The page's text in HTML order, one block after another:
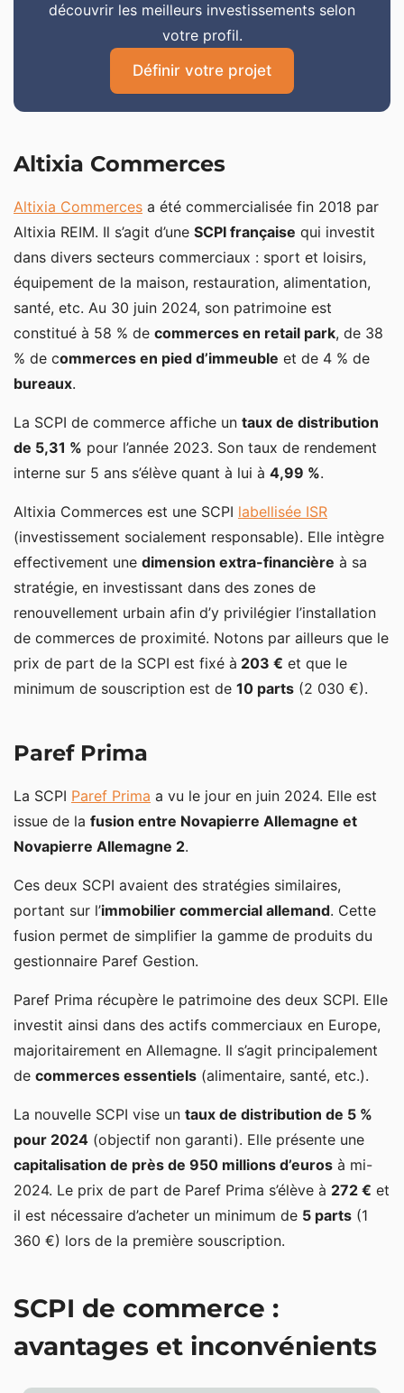
découvrir les meilleurs investissements selon
votre profil.
Définir votre projet
Altixia Commerces
Altixia Commerces a été commercialisée fin 2018 par
Altixia REIM. Il s’agit d’une SCPI française qui investit
dans divers secteurs commerciaux : sport et loisirs,
équipement de la maison, restauration, alimentation,
santé, etc. Au 30 juin 2024, son patrimoine est
constitué à 58 % de commerces en retail park, de 38
% de commerces en pied d’immeuble et de 4 % de
bureaux.
La SCPI de commerce affiche un taux de distribution
de 5,31 % pour l’année 2023. Son taux de rendement
interne sur 5 ans s’élève quant à lui à 4,99 %.
Altixia Commerces est une SCPI labellisée ISR
(investissement socialement responsable). Elle intègre
effectivement une dimension extra-financière à sa
stratégie, en investissant dans des zones de
renouvellement urbain afin d’y privilégier l’installation
de commerces de proximité. Notons par ailleurs que le
prix de part de la SCPI est fixé à 203 € et que le
minimum de souscription est de 10 parts (2 030 €).
Paref Prima
La SCPI Paref Prima a vu le jour en juin 2024. Elle est
issue de la fusion entre Novapierre Allemagne et
Novapierre Allemagne 2.
Ces deux SCPI avaient des stratégies similaires,
portant sur l’immobilier commercial allemand. Cette
fusion permet de simplifier la gamme de produits du
gestionnaire Paref Gestion.
Paref Prima récupère le patrimoine des deux SCPI. Elle
investit ainsi dans des actifs commerciaux en Europe,
majoritairement en Allemagne. Il s’agit principalement
de commerces essentiels (alimentaire, santé, etc.).
La nouvelle SCPI vise un taux de distribution de 5 %
pour 2024 (objectif non garanti). Elle présente une
capitalisation de près de 950 millions d’euros à mi-
2024. Le prix de part de Paref Prima s’élève à 272 € et
il est nécessaire d’acheter un minimum de 5 parts (1
360 €) lors de la première souscription.
SCPI de commerce :
avantages et inconvénients